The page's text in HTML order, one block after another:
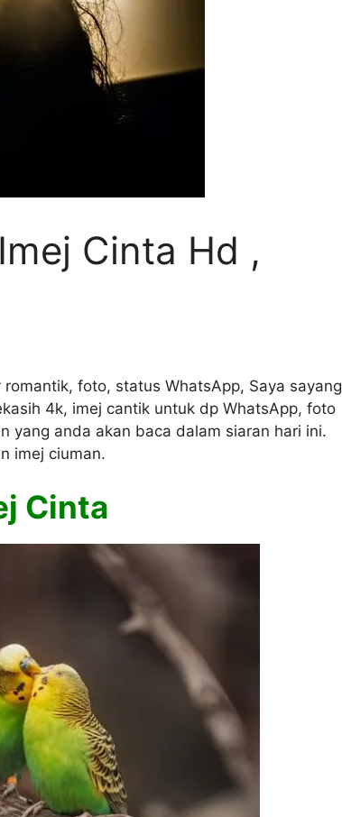
Cinta Hd ,
foto, status WhatsApp, Saya sayang
4k, imej cantik untuk dp WhatsApp, foto
yang anda akan baca dalam siaran hari ini.
imej ciuman.
Cinta